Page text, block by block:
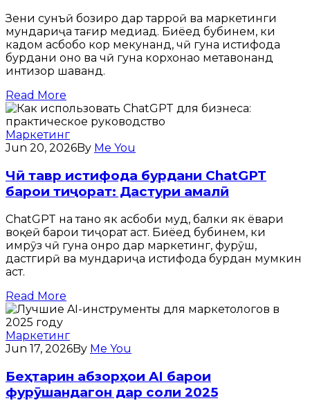
Зеҳни сунъӣ бозиро дар тарроҳӣ ва маркетинги
мундариҷа тағир медиҳад. Биёед бубинем, ки
кадом асбобҳо кор мекунанд, чӣ гуна истифода
бурдани онҳо ва чӣ гуна корхонаҳо метавонанд
интизор шаванд.
Read More
Маркетинг
Jun 20, 2026By Me You
Чӣ тавр истифода бурдани ChatGPT
барои тиҷорат: Дастури амалӣ
ChatGPT на танҳо як асбоби муд, балки як ёвари
воқеӣ барои тиҷорат аст. Биёед бубинем, ки
имрӯз чӣ гуна онро дар маркетинг, фурӯш,
дастгирӣ ва мундариҷа истифода бурдан мумкин
аст.
Read More
Маркетинг
Jun 17, 2026By Me You
Беҳтарин абзорҳои AI барои
фурӯшандагон дар соли 2025